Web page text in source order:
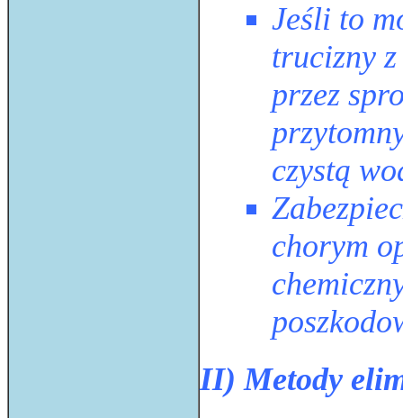
Jeśli to
trucizny
przez
czystą
chorym
II) Metody